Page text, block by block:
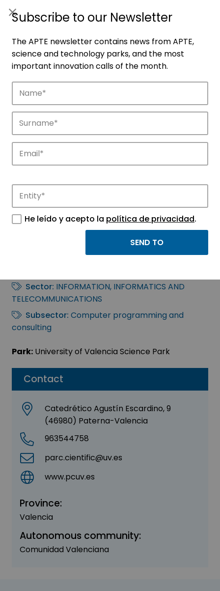
Companies
Discover the companies that drive
innovation in APTE’s parks.
Contact
Catedrético Agustín Escardino, 9
(46980) Paterna-Valencia
963544758
parc.cientific@uv.es
www.pcuv.es
Province:
Valencia
Autonomous community:
Comunidad Valenciana
I MAS D GESTION
INFORMATICA, S.L.
Sector: INFORMATION, INFORMATICS AND
TELECOMMUNICATIONS
Subsector: Computer programming and
consulting
Park: University of Valencia Science Park
Subscribe to our Newsletter
The APTE newsletter contains news from APTE,
science and technology parks, and the most
important innovation calls of the month.
He leído y acepto la política de privacidad.